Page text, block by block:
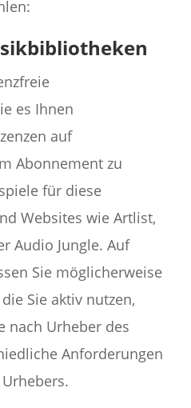
es Ihnen
auf
Abonnement zu
für diese
Websites wie Artlist,
Audio Jungle. Auf
Sie möglicherweise
Sie aktiv nutzen,
nach Urheber des
Anforderungen